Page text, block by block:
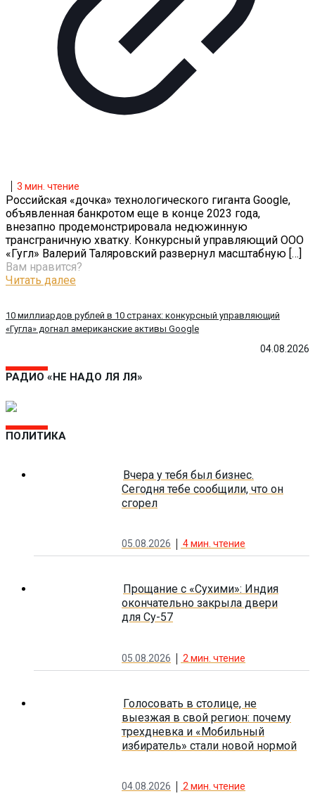
04.08.2026
10 миллиардов рублей в 10 странах: конкурсный управляющий
«Гугла» догнал американские активы Google
3 мин. чтение
Российская «дочка» технологического гиганта Google,
объявленная банкротом еще в конце 2023 года,
внезапно продемонстрировала недюжинную
трансграничную хватку. Конкурсный управляющий ООО
«Гугл» Валерий Таляровский развернул масштабную […]
Вам нравится?
Читать далее
РАДИО «НЕ НАДО ЛЯ ЛЯ»
ПОЛИТИКА
Вчера у тебя был бизнес.
Сегодня тебе сообщили, что он
сгорел
05.08.2026 4мин. чтение
Прощание с «Сухими»: Индия
окончательно закрыла двери
для Су-57
05.08.2026 2 мин. чтение
Голосовать в столице, не
выезжая в свой регион: почему
трехдневка и «Мобильный
избиратель» стали новой нормой
04.08.2026 2 мин. чтение